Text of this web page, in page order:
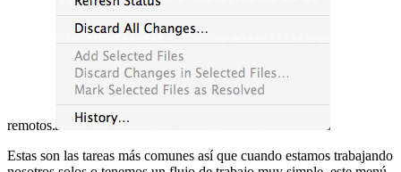
remotos.
Estas son las tareas más comunes así que cuando estamos trabajando